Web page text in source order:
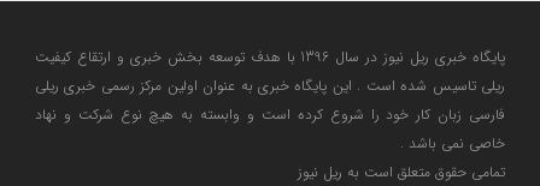
پایگاه خبری ریل نیوز در سال 1396 با هدف توسعه بخش خبری و ارتقاع کیفیت
ریلی تاسیس شده است . این پایگاه خبری به عنوان اولین مرکز رسمی خبری ریلی
فارسی زبان کار خود را شروع کرده است و وابسته به هیچ نوع شرکت و نهاد
خاصی نمی باشد .
تمامی حقوق متعلق است به ریل نیوز